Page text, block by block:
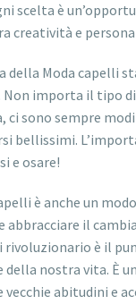
scelta è
creatività e
della Moda capelli
importa il tipo
ci sono sempre
bellissimi.
e osare!
è anche un
abbracciare il
rivoluzionario è il
della nostra vita. È
abitudini e